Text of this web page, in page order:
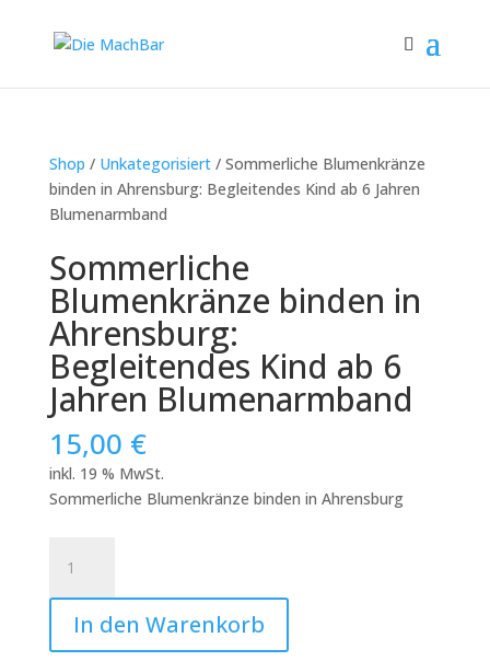
Shop / Unkategorisiert/ Sommerliche Blumenkränze
binden in Ahrensburg: Begleitendes Kind ab 6 Jahren
Blumenarmband
Sommerliche
Blumenkränze binden in
Ahrensburg:
Begleitendes Kind ab 6
Jahren Blumenarmband
15,00 €
inkl. 19 % MwSt.
Sommerliche Blumenkränze binden in Ahrensburg
Blumenkränze
binden
Ahrensburg:
In den Warenkorb